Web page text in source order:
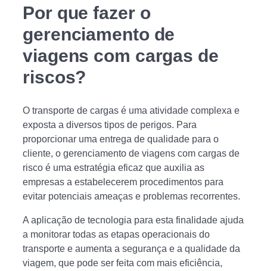
Por que fazer o
gerenciamento de
viagens com cargas de
riscos?
O transporte de cargas é uma atividade complexa e
exposta a diversos tipos de perigos. Para
proporcionar uma entrega de qualidade para o
cliente, o gerenciamento de viagens com cargas de
risco é uma estratégia eficaz que auxilia as
empresas a estabelecerem procedimentos para
evitar potenciais ameaças e problemas recorrentes.
A aplicação de tecnologia para esta finalidade ajuda
a monitorar todas as etapas operacionais do
transporte e aumenta a segurança e a qualidade da
viagem, que pode ser feita com mais eficiência,